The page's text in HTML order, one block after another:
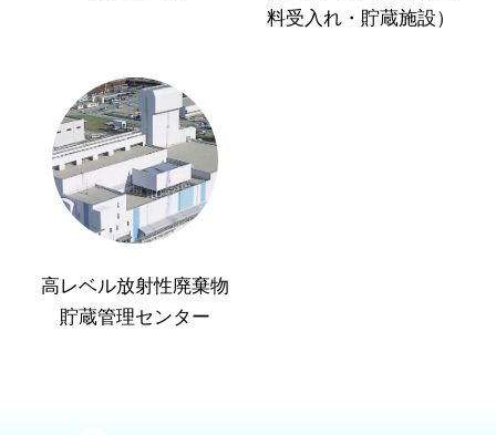
料受入れ・貯蔵施設）
高レベル放射性廃棄物
貯蔵管理センター